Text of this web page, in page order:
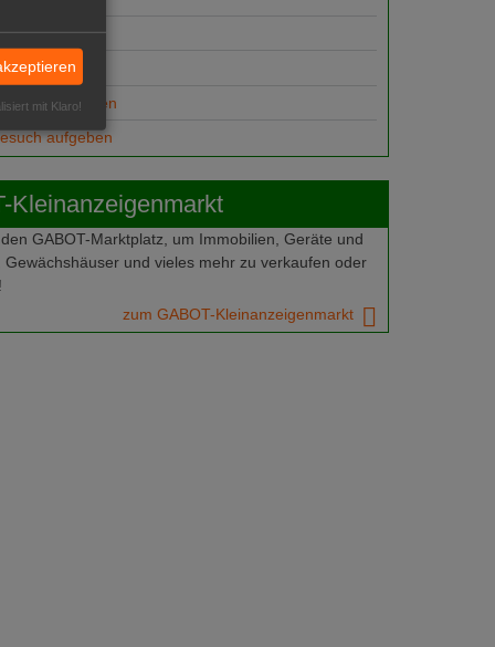
aufgeben
aufgeben
Kleinanzeigenmarkt
GABOT-Marktplatz, um Immobilien, Geräte und
Gewächshäuser und vieles mehr zu verkaufen oder
zum GABOT-Kleinanzeigenmarkt
mit Klaro!